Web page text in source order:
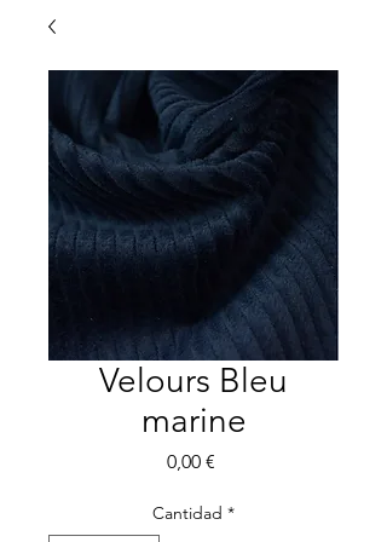
Velours Bleu
marine
0,00 €Precio
Cantidad *